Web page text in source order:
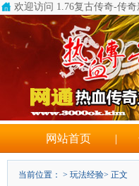
欢迎访问 1.76复古传奇-传
网站首页 |
当前位置： > 玩法经验> 正文